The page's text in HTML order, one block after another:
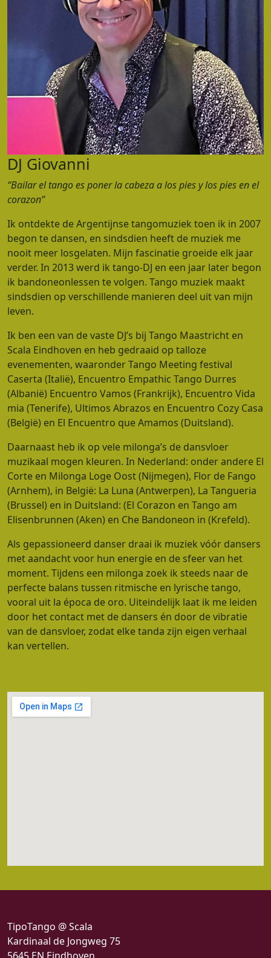
DJ Giovanni
“Bailar el tango es poner la cabeza a los pies y los pies en el
corazon”
Ik ontdekte de Argentijnse tangomuziek toen ik in 2007
begon te dansen, en sindsdien heeft de muziek me
nooit meer losgelaten. Mijn fascinatie groeide elk jaar
verder. In 2013 werd ik tango-DJ en een jaar later begon
ik bandoneonlessen te volgen. Tango muziek maakt
sindsdien op verschillende manieren deel uit van mijn
leven.
Ik ben een van de vaste DJ’s bij Tango Maastricht en
Scala Eindhoven en heb gedraaid op talloze
evenementen, waaronder Tango Meeting festival
Caserta (Italië), Encuentro Empathic Tango Durres
(Albanië) Encuentro Vamos (Frankrijk), Encuentro Vida
mia (Tenerife), Ultimos Abrazos en Encuentro Cozy Casa
(België) en El Encuentro que Amamos (Duitsland).
Daarnaast heb ik op vele milonga’s de dansvloer
muzikaal mogen kleuren. In Nederland: onder andere El
Corte en Milonga Loge Oost (Nijmegen), Flor de Fango
(Arnhem), in België: La Luna (Antwerpen), La Tangueria
(Brussel) en in Duitsland: (El Corazon en Tango am
Elisenbrunnen (Aken) en Che Bandoneon in (Krefeld).
Als gepassioneerd danser draai ik muziek vóór dansers
met aandacht voor hun energie en de sfeer van het
moment. Tijdens een milonga zoek ik steeds naar de
perfecte balans tussen ritmische en lyrische tango,
vooral uit la época de oro. Uiteindelijk laat ik me leiden
door het contact met de dansers én door de vibratie
van de dansvloer, zodat elke tanda zijn eigen verhaal
kan vertellen.
TipoTango @ Scala
Kardinaal de Jongweg 75